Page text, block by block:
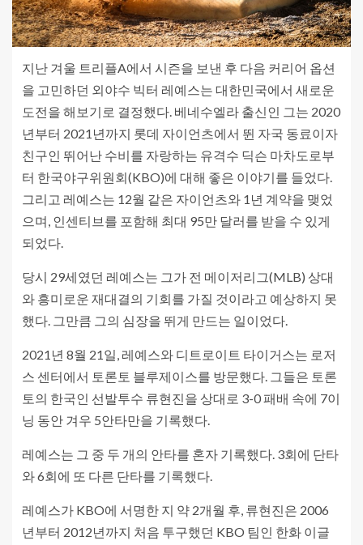
지난 겨울 트리플A에서 시즌을 보낸 후 다음 커리어 옵션
을 고민하던 외야수 빅터 레예스는 대한민국에서 새로운
도전을 해보기로 결정했다. 베네수엘라 출신인 그는 2020
년부터 2021년까지 롯데 자이언츠에서 뛴 자국 동료이자
친구인 뛰어난 수비를 자랑하는 유격수 딕슨 마차도로부
터 한국야구위원회(KBO)에 대해 좋은 이야기를 들었다.
그리고 레예스는 12월 같은 자이언츠와 1년 계약을 맺었
으며, 인센티브를 포함해 최대 95만 달러를 받을 수 있게
되었다.
당시 29세였던 레예스는 그가 전 메이저리그(MLB) 상대
와 흥미로운 재대결의 기회를 가질 것이라고 예상하지 못
했다. 그만큼 그의 심장을 뛰게 만드는 일이었다.
2021년 8월 21일, 레예스와 디트로이트 타이거스는 로저
스 센터에서 토론토 블루제이스를 방문했다. 그들은 토론
토의 한국인 선발투수 류현진을 상대로 3-0 패배 속에 7이
닝 동안 겨우 5안타만을 기록했다.
레예스는 그 중 두 개의 안타를 혼자 기록했다. 3회에 단타
와 6회에 또 다른 단타를 기록했다.
레예스가 KBO에 서명한 지 약 2개월 후, 류현진은 2006
년부터 2012년까지 처음 투구했던 KBO 팀인 한화 이글